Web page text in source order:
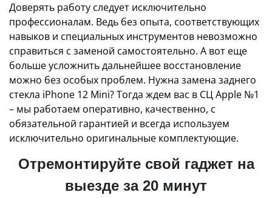
Доверять работу следует исключительно
профессионалам. Ведь без опыта, соответствующих
навыков и специальных инструментов невозможно
справиться с заменой самостоятельно. А вот еще
больше усложнить дальнейшее восстановление
можно без особых проблем. Нужна замена заднего
стекла iPhone 12 Mini? Тогда ждем вас в СЦ Apple №1
– мы работаем оперативно, качественно, с
обязательной гарантией и всегда используем
исключительно оригинальные комплектующие.
Отремонтируйте свой гаджет на
выезде за 20 минут